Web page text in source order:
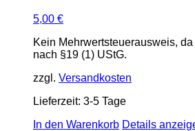
5,00 €
Kein Mehrwertsteuerausweis,
nach §19 (1) UStG.
zzgl. Versandkosten
Lieferzeit: 3-5 Tage
In den Warenkorb Details